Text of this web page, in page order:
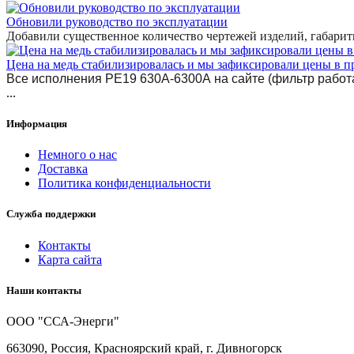
Обновили руководство по эксплуатации
Добавили существенное количество чертежей изделий,
Цена на медь стабилизировалась и мы зафиксировали цены в
Все исполнения РЕ19 630А-6300А на сайте (фильтр
...
Информация
Немного о нас
Доставка
Политика конфиденциальности
Служба поддержки
Контакты
Карта сайта
Наши контакты
ООО "ССА-Энерги"
663090, Россия, Красноярский край, г. Дивногорск